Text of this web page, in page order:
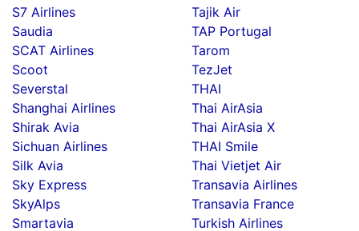
S7 Airlines
Saudia
SCAT Airlines
Scoot
Severstal
Shanghai Airlines
Shirak Avia
Sichuan Airlines
Silk Avia
Sky Express
SkyAlps
Smartavia
Tajik Air
TAP Portugal
Tarom
TezJet
THAI
Thai AirAsia
Thai AirAsia X
THAI Smile
Thai Vietjet Air
Transavia Airlines
Transavia France
Turkish Airlines